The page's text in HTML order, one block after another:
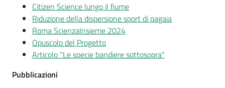
Citizen Science lungo il fiume
Riduzione della dispersione sport di pagaia
Roma ScienzaInsieme 2024
Opuscolo del Progetto
Articolo "Le specie bandiere sottosopra"
Pubblicazioni